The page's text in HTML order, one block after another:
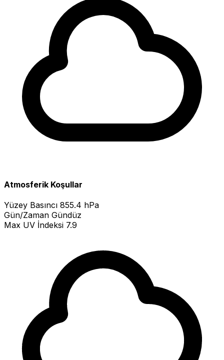
Atmosferik Koşullar
Yüzey Basıncı 855.4 hPa
Gün/Zaman Gündüz
Max UV İndeksi 7.9